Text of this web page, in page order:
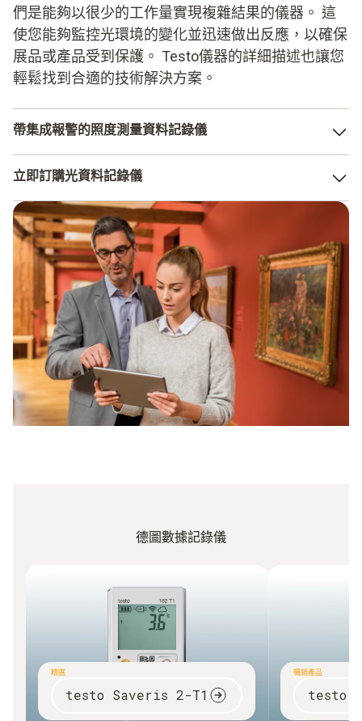
們是能夠以很少的工作量實現複雜結果的儀器。 這
使您能夠監控光環境的變化並迅速做出反應，以確保
展品或產品受到保護。 Testo儀器的詳細描述也讓您
輕鬆找到合適的技術解決方案。
帶集成報警的照度測量資料記錄儀
不必對結果進行定期控制。 假設您正在組織一個包括敏感
展品的展覽。 安裝照度資料記錄器並設定限值表示您無需
額外支援即可使用儀器完成工作。 它可在定期間隔測量數
值，並在超出限值時觸發警報。
使用具有警報功能的光照資料記錄器在何時更有意義？
限值方面有嚴格的指導原則
控制極敏感物品的環境
在無法持續控制的區域使用
立即訂購光資料記錄儀
紫外線記錄對貴公司或您工作的行業領域是否特別重要？
您可以輕鬆快速地從德圖訂購儀器。 我們的產品多樣，您
不僅可以獲得不同的儀器，還可以將它們組合使用。 如果
您不僅要測量紫外線輻射，還要測量溫度或濕度，那麼這是
一個不錯的選擇。
德圖數據記錄儀
精選
testo Saveris 2-T1
暢銷產品
testo